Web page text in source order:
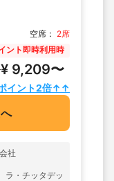
空席： 2席
ント即時利用時
¥ 9,209〜
イント2倍↑↑
社
・チッタデッ